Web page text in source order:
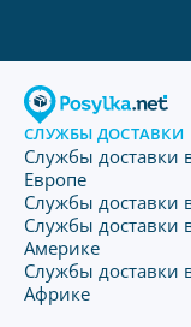
СЛУЖБЫ ДОСТАВКИ
Службы доставки
Европе
Службы доставки
Службы доставки
Америке
Службы доставки
Африке